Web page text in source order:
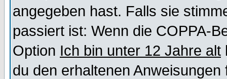
angegeben hast. Falls sie
passiert ist: Wenn die COPPA-
Option Ich bin unter 12 Jahre alt
du den erhaltenen